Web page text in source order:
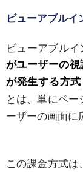
ビューアブルイ
ビューアブルイ
がユーザーの
が発生する方式
とは、単にペ
ーザーの画面に
この課金方式は